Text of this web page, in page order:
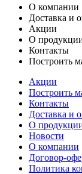
О компании
Доставка и
Акции
О
Контакты
Построить
Акции
Построить
Контакты
Доставка и
О
Новости
О компании
Договор-
Политика